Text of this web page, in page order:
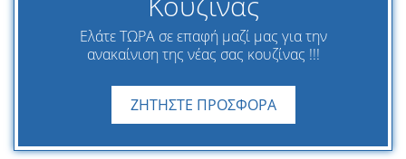
Ελάτε ΤΩΡΑ σε επαφή μαζί μας για την
ανακαίνιση της νέας σας κουζίνας !!!
ΖΗΤΗΣΤΕ ΠΡΟΣΦΟΡΑ